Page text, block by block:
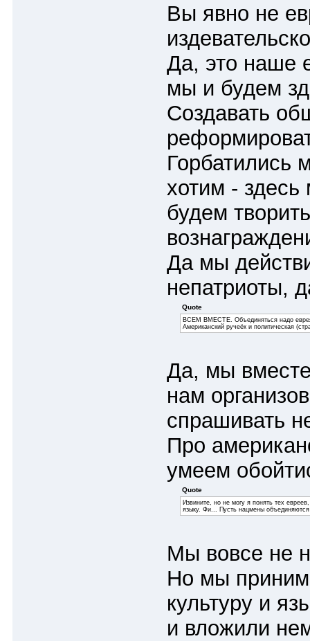
Вы явно не
Да, это наше
мы и будем
Создавать
Горбатились
хотим -
будем
Да мы
непатриоты,
Quote
ВСЕМ ВМЕСТЕ. Объединяться надо
Американский ручеёк и политичеcкая
Да, мы
нам
спрашивать
Про
умеем
Quote
Извините, но не могу я понять тех
языку. Фи... Пусть нацмены
Мы вовсе не
Но мы
культуру и
и вложили